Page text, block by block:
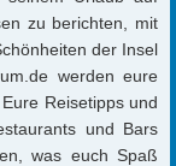
zu berichten, mit
der Insel
werden eure
Reisetipps und
und Bars
was euch Spaß